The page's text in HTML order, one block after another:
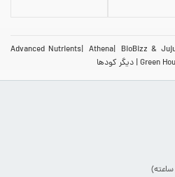
Advanced Nutrients Athena
BioBizz &
Green دیگر کودها